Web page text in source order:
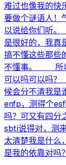
难过也像我的
要做个谜语人
以说给你们听
是很好的，我
搞不懂这些那些
不懂事。 所
可以吗可以
候会分不清我
enfp，测得个
吗？可又有四分
sbti说得对，
太清楚我是什么
是我的依靠对